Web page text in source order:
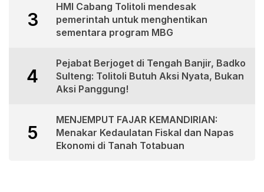
3
HMI Cabang Tolitoli mendesak
pemerintah untuk menghentikan
sementara program MBG
4
Pejabat Berjoget di Tengah Banjir, Badko
Sulteng: Tolitoli Butuh Aksi Nyata, Bukan
Aksi Panggung!
5
MENJEMPUT FAJAR KEMANDIRIAN:
Menakar Kedaulatan Fiskal dan Napas
Ekonomi di Tanah Totabuan